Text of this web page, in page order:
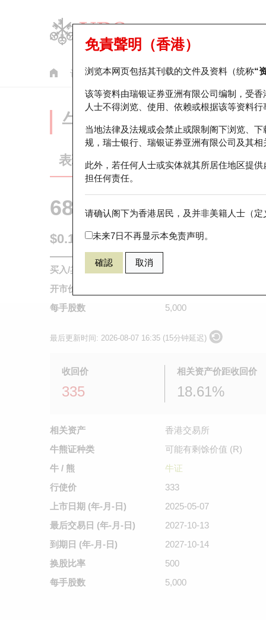
认股证 牛熊证 美股指数产品 轮证市场统计
免責聲明（香港）
浏览本网页包括其刊载的文件及资料（统称“
该等资料由瑞银证券亚洲有限公司编制，受
人士不得浏览、使用、依赖或根据该等资料
当地法律及法规或会禁止或限制阁下浏览、
规，瑞士银行、瑞银证券亚洲有限公司及其
此外，若任何人士或实体就其所居住地区提
担任何责任。
请确认阁下为香港居民，及并非美籍人士（
未来7日不再显示本免责声明。
確認 取消
牛熊证分析仪
表现 街货统计 比较
68880 瑞银牛证 0388 香港交
$0.15 0.004 (+2.74%) 即时
买入/卖出价
开市价
每手股数
5,000
最后更新时间: 2026-08-07 16:35 (15分钟延迟)
收回价
335
相关资产价距收回价
18.61%
相关资产
香港交易所
牛熊证种类
可能有剩馀价值 (R)
牛 / 熊
牛证
行使价
333
上市日期 (年-月-日)
2025-05-07
最后交易日 (年-月-日)
2027-10-13
到期日 (年-月-日)
2027-10-14
换股比率
500
每手股数
5,000